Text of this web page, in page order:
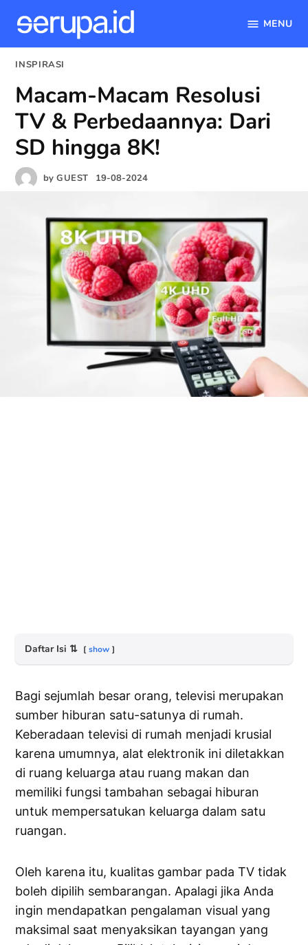
content
MENU
POSTED
INSPIRASI
Macam-Macam Resolusi
TV & Perbedaannya: Dari
SD hingga 8K!
by GUEST 19-08-2024
Daftar Isi ⇅ show
Bagi sejumlah besar orang, televisi merupakan
sumber hiburan satu-satunya di rumah.
Keberadaan televisi di rumah menjadi krusial
karena umumnya, alat elektronik ini diletakkan
di ruang keluarga atau ruang makan dan
memiliki fungsi tambahan sebagai hiburan
untuk mempersatukan keluarga dalam satu
ruangan.
Oleh karena itu, kualitas gambar pada TV tidak
boleh dipilih sembarangan. Apalagi jika Anda
ingin mendapatkan pengalaman visual yang
maksimal saat menyaksikan tayangan yang